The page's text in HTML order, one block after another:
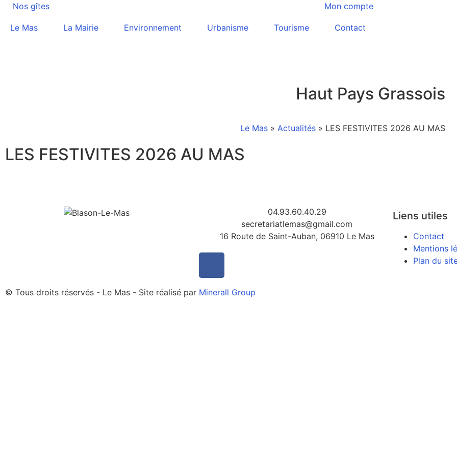
Nos gîtes Mon compte
Le Mas La Mairie Environnement Urbanisme Tourisme Contact
Haut Pays Grassois
Le Mas » Actualités » LES FESTIVITES 2026 AU MAS
LES FESTIVITES 2026 AU MAS
04.93.60.40.29
secretariatlemas@gmail.com
16 Route de Saint-Auban, 06910 Le Mas
Liens utiles
Contact
Mentions
Plan du
© Tous droits réservés - Le Mas - Site réalisé par Minerall Group